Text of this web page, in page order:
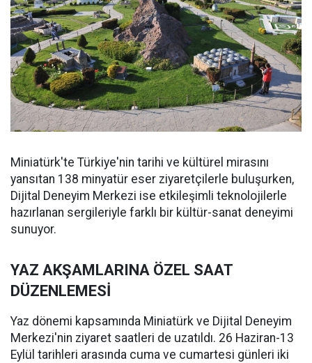
Miniatürk'te Türkiye'nin tarihi ve kültürel mirasını
yansıtan 138 minyatür eser ziyaretçilerle buluşurken,
Dijital Deneyim Merkezi ise etkileşimli teknolojilerle
hazırlanan sergileriyle farklı bir kültür-sanat deneyimi
sunuyor.
YAZ AKŞAMLARINA ÖZEL SAAT
DÜZENLEMESİ
Yaz dönemi kapsamında Miniatürk ve Dijital Deneyim
Merkezi'nin ziyaret saatleri de uzatıldı. 26 Haziran-13
Eylül tarihleri arasında cuma ve cumartesi günleri iki